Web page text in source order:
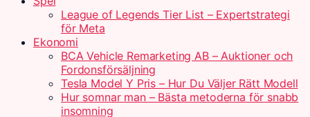
League of Legends Tier List – Expertstrategi
för Meta
Ekonomi
BCA Vehicle Remarketing AB – Auktioner och
Fordonsförsäljning
Tesla Model Y Pris – Hur Du Väljer Rätt Modell
Hur somnar man – Bästa metoderna för snabb
insomning